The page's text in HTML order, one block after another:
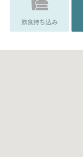
飲食持ち込み